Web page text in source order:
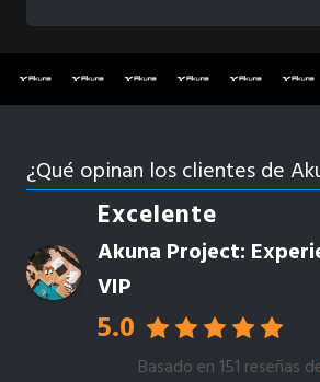
¿Qué opinan los clientes de
Excelente
Akuna Project:
VIP
5.0
Basado en 151 reseñas